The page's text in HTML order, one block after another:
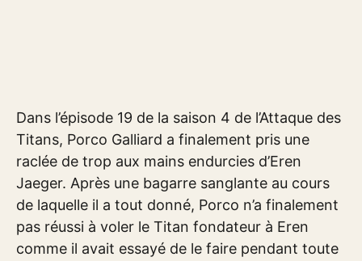
Dans l’épisode 19 de la saison 4 de l’Attaque des
Titans, Porco Galliard a finalement pris une
raclée de trop aux mains endurcies d’Eren
Jaeger. Après une bagarre sanglante au cours
de laquelle il a tout donné, Porco n’a finalement
pas réussi à voler le Titan fondateur à Eren
comme il avait essayé de le faire pendant toute